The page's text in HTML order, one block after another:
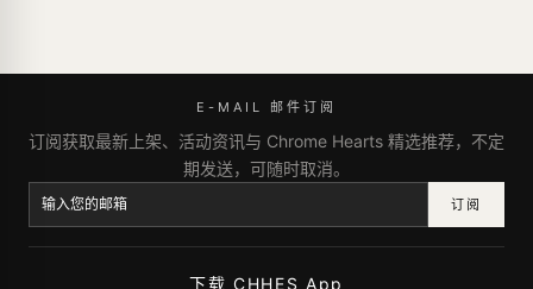
E-MAIL 邮件订阅
订阅获取最新上架、活动资讯与 Chrome Hearts 精选推荐，不定
期发送，可随时取消。
订阅
下载 CHHES App